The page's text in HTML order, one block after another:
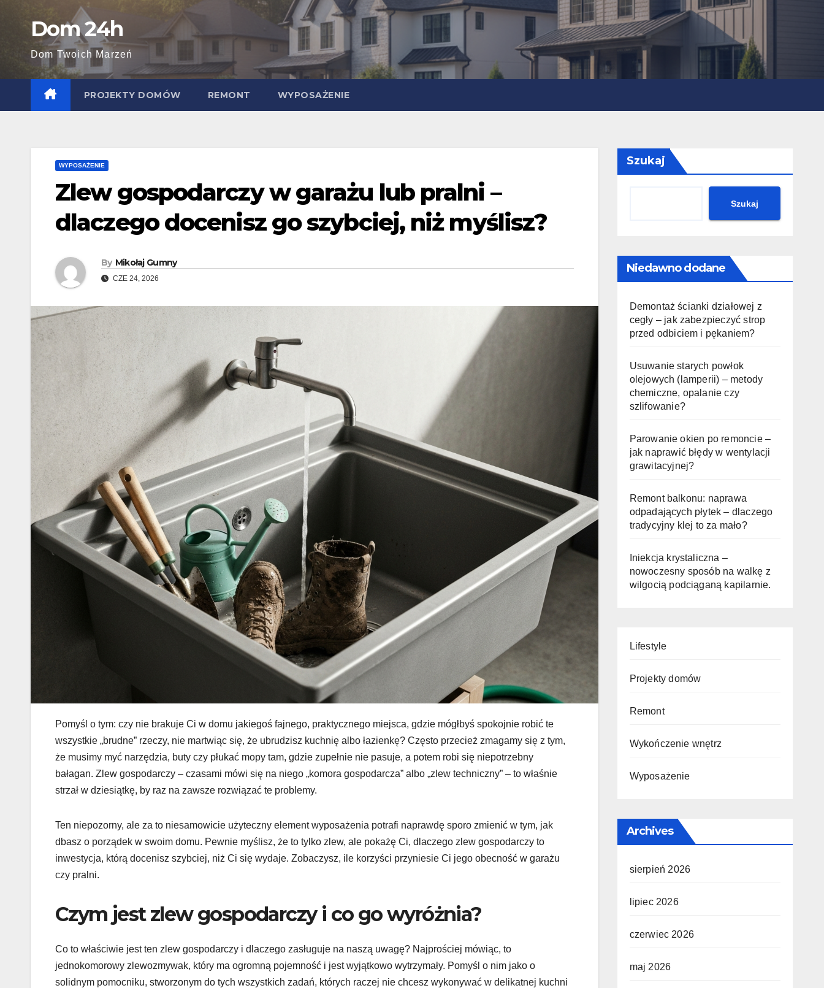
Dom 24h
Dom Twoich Marzeń
PROJEKTY DOMÓW REMONT WYPOSAŻENIE
WYPOSAŻENIE
Zlew gospodarczy w garażu lub pralni –
dlaczego docenisz go szybciej, niż myślisz?
By Mikołaj Gumny
CZE 24, 2026
Pomyśl o tym: czy nie brakuje Ci w domu jakiegoś fajnego, praktycznego miejsca, gdzie mógłbyś spokojnie robić te
wszystkie „brudne” rzeczy, nie martwiąc się, że ubrudzisz kuchnię albo łazienkę? Często przecież zmagamy się z tym,
że musimy myć narzędzia, buty czy płukać mopy tam, gdzie zupełnie nie pasuje, a potem robi się niepotrzebny
bałagan. Zlew gospodarczy – czasami mówi się na niego „komora gospodarcza” albo „zlew techniczny” – to właśnie
strzał w dziesiątkę, by raz na zawsze rozwiązać te problemy.
Ten niepozorny, ale za to niesamowicie użyteczny element wyposażenia potrafi naprawdę sporo zmienić w tym, jak
dbasz o porządek w swoim domu. Pewnie myślisz, że to tylko zlew, ale pokażę Ci, dlaczego zlew gospodarczy to
inwestycja, którą docenisz szybciej, niż Ci się wydaje. Zobaczysz, ile korzyści przyniesie Ci jego obecność w garażu
czy pralni.
Czym jest zlew gospodarczy i co go wyróżnia?
Co to właściwie jest ten zlew gospodarczy i dlaczego zasługuje na naszą uwagę? Najprościej mówiąc, to
jednokomorowy zlewozmywak, który ma ogromną pojemność i jest wyjątkowo wytrzymały. Pomyśl o nim jako o
solidnym pomocniku, stworzonym do tych wszystkich zadań, których raczej nie chcesz wykonywać w delikatnej kuchni
Szukaj
Szukaj
Niedawno dodane
Demontaż ścianki działowej z
cegły – jak zabezpieczyć strop
przed odbiciem i pękaniem?
Usuwanie starych powłok
olejowych (lamperii) – metody
chemiczne, opalanie czy
szlifowanie?
Parowanie okien po remoncie –
jak naprawić błędy w wentylacji
grawitacyjnej?
Remont balkonu: naprawa
odpadających płytek – dlaczego
tradycyjny klej to za mało?
Iniekcja krystaliczna –
nowoczesny sposób na walkę z
wilgocią podciąganą kapilarnie.
Lifestyle
Projekty domów
Remont
Wykończenie wnętrz
Wyposażenie
Archives
sierpień 2026
lipiec 2026
czerwiec 2026
maj 2026